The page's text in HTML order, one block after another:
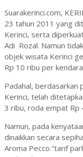
Suarakerinci.com,
23 tahun 2011 yang
Kerinci, serta
Adi Rozal. Namun
objek wisata Kerinci
Rp 10 ribu per
Padahal, berdasarkan
Kerinci, telah
3 ribu, roda empat Rp
Namun, pada
dinaikkan secara
Aroma Pecco."tarif